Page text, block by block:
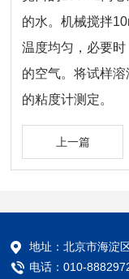
的水。机械搅拌
温度均匀，必要
的空气。将试样
的粘度计测定。
上一篇
地址：北京市海淀
电话：010-